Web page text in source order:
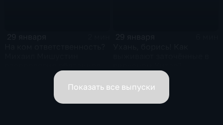
вице-премьеров
Показать все выпуски